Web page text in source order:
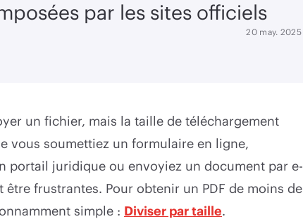
par les sites officiels
20 may. 2025
un fichier, mais la taille de téléchargement
vous soumettiez un formulaire en ligne,
portail juridique ou envoyiez un document par e-
frustrantes. Pour obtenir un PDF de moins de
simple : Diviser par taille.